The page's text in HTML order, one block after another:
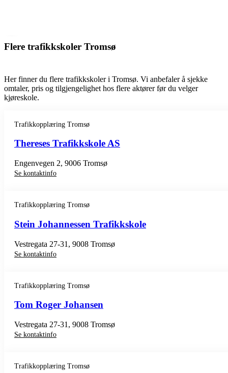
Flere trafikkskoler Tromsø
Her finner du flere trafikkskoler i Tromsø. Vi anbefaler å sjekke
omtaler, pris og tilgjengelighet hos flere aktører før du velger
kjøreskole.
Trafikkopplæring Tromsø
Thereses Trafikkskole AS
Engenvegen 2, 9006 Tromsø
Se kontaktinfo
Trafikkopplæring Tromsø
Stein Johannessen Trafikkskole
Vestregata 27-31, 9008 Tromsø
Se kontaktinfo
Trafikkopplæring Tromsø
Tom Roger Johansen
Vestregata 27-31, 9008 Tromsø
Se kontaktinfo
Trafikkopplæring Tromsø